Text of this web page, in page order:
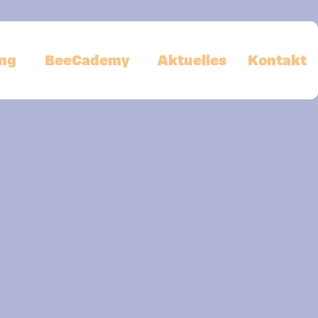
BeeCademy Aktuelles Kontakt